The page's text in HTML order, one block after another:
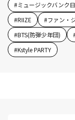
#ミュージックバンク
#RIIZE #ファン・
#BTS(防弾少年団)
#Kstyle PARTY